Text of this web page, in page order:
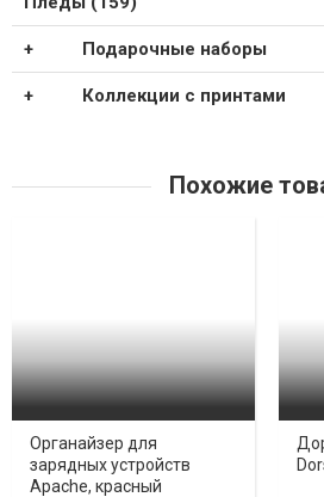
Подарочные наборы
Коллекции с принтами
Похожие
Органайзер для
зарядных устройств
Apache, красный